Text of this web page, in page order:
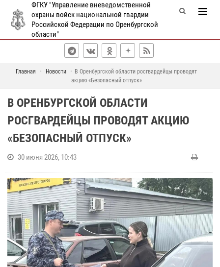
ФГКУ "Управление вневедомственной
охраны войск национальной гвардии
Российской Федерации по Оренбургской
области"
Главная Новости
В Оренбургской области росгвардейцы проводят
акцию «Безопасный отпуск»
В ОРЕНБУРГСКОЙ ОБЛАСТИ
РОСГВАРДЕЙЦЫ ПРОВОДЯТ АКЦИЮ
«БЕЗОПАСНЫЙ ОТПУСК»
30 июня 2026, 10:43